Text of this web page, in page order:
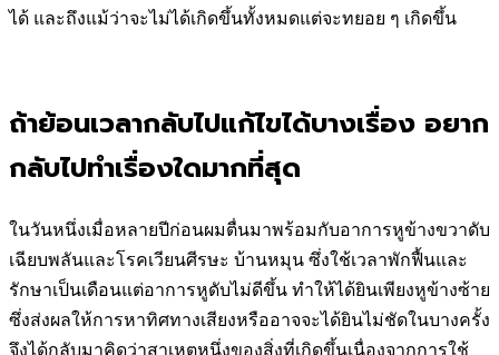
ได้ และถึงแม้ว่าจะไม่ได้เกิดขึ้นทั้งหมดแต่จะทยอย ๆ เกิดขึ้น
ถ้าย้อนเวลากลับไปแก้ไขได้บางเรื่อง อยาก
กลับไปทำเรื่องใดมากที่สุด
ในวันหนึ่งเมื่อหลายปีก่อนผมตื่นมาพร้อมกับอาการหูข้างขวาดับ
เฉียบพลันและโรคเวียนศีรษะ บ้านหมุน ซึ่งใช้เวลาพักฟื้นและ
รักษาเป็นเดือนแต่อาการหูดับไม่ดีขึ้น ทำให้ได้ยินเพียงหูข้างซ้าย
ซึ่งส่งผลให้การหาทิศทางเสียงหรืออาจจะได้ยินไม่ชัดในบางครั้ง
จึงได้กลับมาคิดว่าสาเหตุหนึ่งของสิ่งที่เกิดขึ้นเนื่องจากการใช้